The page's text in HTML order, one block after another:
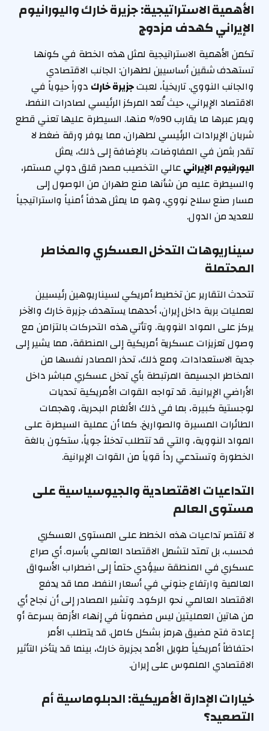
الأهمية الاستراتيجية: جزيرة خارك واليورانيوم
الإيراني كهدف مزدوج
تكمن الأهمية الاستراتيجية لمثل هذه الخطة في كونها
تستهدف شقين أساسيين لطهران: الجانب الاقتصادي
والجانب النووي. تاريخياً، لعبتجزيرة خارك دوراً حيوياً في
الاقتصاد الإيراني، حيث تُعد المركز الرئيسي لصادرات النفط،
ويمر عبرها ما يقارب 90% منها. السيطرة عليها تعني قطع
شريان الإيرادات الرئيسي لطهران، مما يوفر ورقة ضغط لا
تقدر بثمن في المفاوضات. بالإضافة إلى ذلك، يمثل
اليورانيوم الإيرانيعالي التخصيب مصدر قلق دولي مستمر،
والسيطرة عليه من شأنها منع طهران من الوصول إلى
مسار صنع سلاح نووي، وهو ما يمثل هدفاً أمنياً واستراتيجياً
للعديد من الدول.
سيناريوهات التدخل العسكري والمخاطر
المحتملة
تتحدث التقارير عن تخطيط أمريكي لسيناريوهين رئيسيين
لعمليات برية داخل إيران، أحدهما يستهدف جزيرة خارك والآخر
يركز على المواد النووية. وتأتي هذه التحركات بالتزامن مع
وصول تعزيزات عسكرية أمريكية إلى المنطقة، مما يشير إلى
جدية الاستعدادات. ومع ذلك، تحذر المصادر نفسها من
المخاطر الجسيمة المرتبطة بأي تدخل عسكري مباشر داخل
الأراضي الإيرانية. قد تواجه القوات الأمريكية تحديات
لوجستية كبيرة، بما في ذلك الألغام البحرية، وهجمات
الطائرات المسيرة والصواريخ. كما أن عملية السيطرة على
المواد النووية، والتي قد تتطلب تدخلاً جوياً، ستكون بالغة
الخطورة وتستدعي رداً قوياً من القوات الإيرانية.
التداعيات الاقتصادية والجيوسياسية على
مستوى العالم
لا تقتصر تداعيات هذه الخطط على المستوى العسكري
فحسب، بل تمتد لتشمل الاقتصاد العالمي بأسره. أي صراع
عسكري في المنطقة سيؤدي حتماً إلى اضطراب الأسواق
العالمية وارتفاع جنوني في أسعار النفط، مما قد يدفع
الاقتصاد العالمي نحو الركود. وتشير المصادر إلى أن نجاح أي
من هاتين العمليتين ليس مضموناً في إنهاء الأزمة بسرعة أو
إعادة فتح مضيق هرمز بشكل كامل. قد يتطلب الأمر
احتفاظاً أمريكياً طويل الأمد بجزيرة خارك، بينما قد يتأخر التأثير
الاقتصادي الملموس على إيران.
خيارات الإدارة الأمريكية: الدبلوماسية أم
التصعيد؟